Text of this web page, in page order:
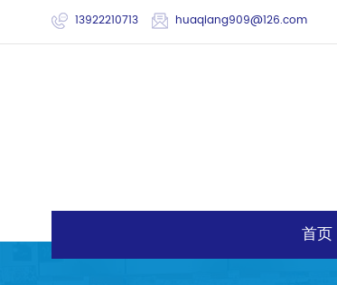
13922210713 huaqiang909@126.com
首页